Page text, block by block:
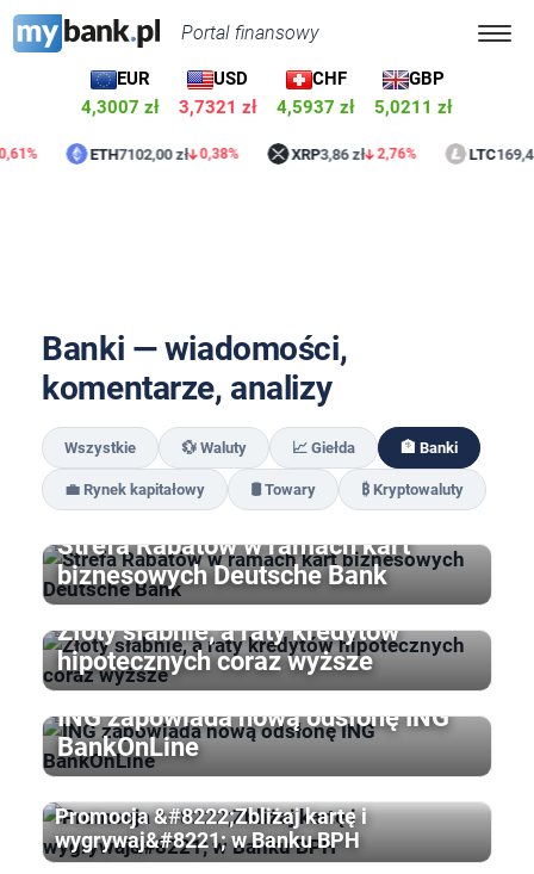
Portal finansowy
EUR
4,3007 zł
USD
3,7321 zł
CHF
4,5937 zł
GBP
5,0211 zł
ETH7102,00 zł 0,38% XRP3,86 zł 2,76% LTC169,45
Banki — wiadomości,
komentarze, analizy
Wszystkie 💱 Waluty 📈 Giełda 🏦 Banki
💼 Rynek kapitałowy 🛢️ Towary ₿ Kryptowaluty
Strefa Rabatów w ramach kart
biznesowych Deutsche Bank
Złoty słabnie, a raty kredytów
hipotecznych coraz wyższe
ING zapowiada nową odsłonę ING
BankOnLine
Promocja &#8222;Zbliżaj kartę i
wygrywaj&#8221; w Banku BPH